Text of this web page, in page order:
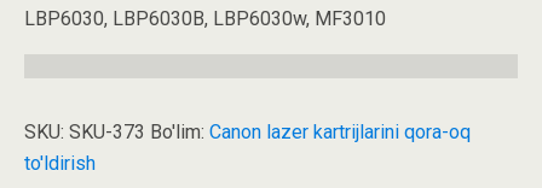
LBP6030, LBP6030B, LBP6030w, MF3010
SKU: SKU-373 Bo'lim: Canon lazer kartrijlarini qora-oq
to'ldirish